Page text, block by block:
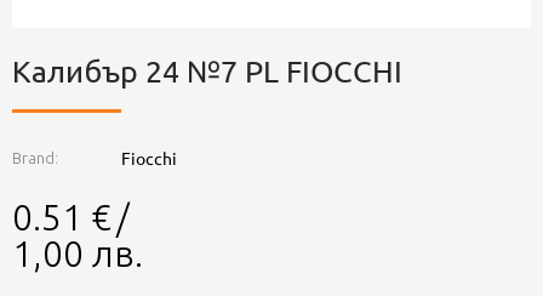
Калибър 24 №7 PL FIOCCHI
Brand: Fiocchi
0.51 € /
1,00 лв.